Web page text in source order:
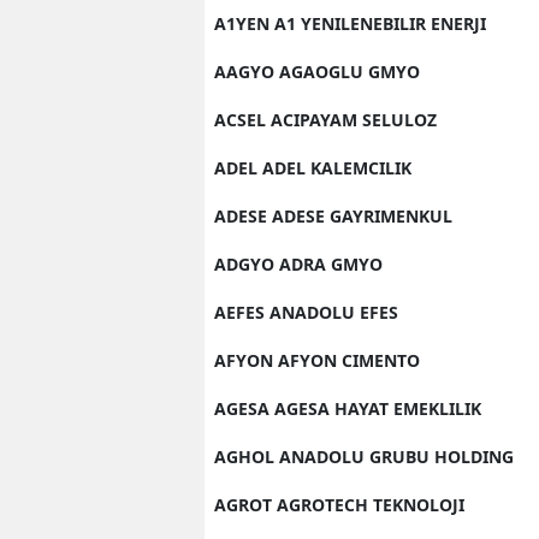
A1YEN A1 YENILENEBILIR ENERJI
AAGYO AGAOGLU GMYO
ACSEL ACIPAYAM SELULOZ
ADEL ADEL KALEMCILIK
ADESE ADESE GAYRIMENKUL
ADGYO ADRA GMYO
AEFES ANADOLU EFES
AFYON AFYON CIMENTO
AGESA AGESA HAYAT EMEKLILIK
AGHOL ANADOLU GRUBU HOLDING
AGROT AGROTECH TEKNOLOJI